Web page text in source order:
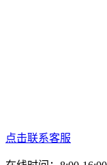
点击联系客服